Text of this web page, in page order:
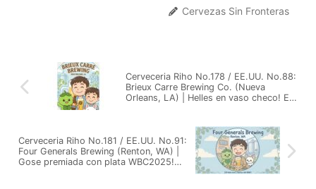
Cervezas Sin Fronteras
Cerveceria Riho No.178 / EE.UU. No.88:
Brieux Carre Brewing Co. (Nueva
Orleans, LA) | Helles en vaso checo! El
Cerveceria Riho No.181 / EE.UU. No.91:
Four Generals Brewing (Renton, WA) |
Gose premiada con plata WBC2025!